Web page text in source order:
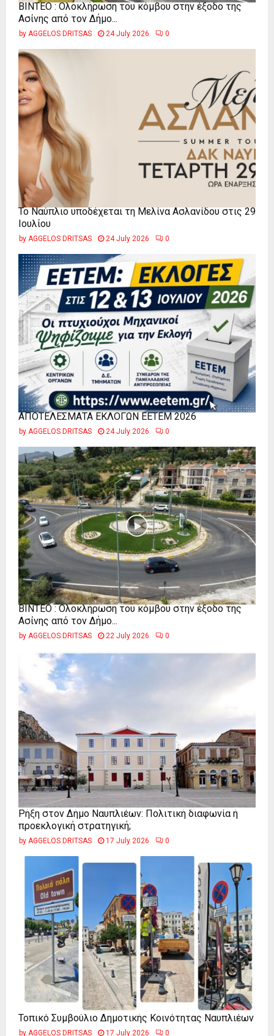
ΒΙΝΤΕΟ : Ολοκλήρωση του κόμβου στην έξοδο της
Ασίνης από τον Δήμο...
by AGGELOS DRITSAS 24 July 2026 0
Το Ναύπλιο υποδέχεται τη Μελίνα Ασλανίδου στις 29
Ιουλίου
by AGGELOS DRITSAS 24 July 2026 0
ΑΠΟΤΕΛΕΣΜΑΤΑ ΕΚΛΟΓΩΝ ΕΕΤΕΜ 2026
by AGGELOS DRITSAS 24 July 2026 0
ΒΙΝΤΕΟ : Ολοκλήρωση του κόμβου στην έξοδο της
Ασίνης από τον Δήμο...
by AGGELOS DRITSAS 22 July 2026 0
Ρήξη στον Δήμο Ναυπλιέων: Πολιτική διαφωνία ή
προεκλογική στρατηγική;
by AGGELOS DRITSAS 17 July 2026 0
Τοπικό Συμβούλιο Δημοτικής Κοινότητας Ναυπλιέων
by AGGELOS DRITSAS 17 July 2026 0